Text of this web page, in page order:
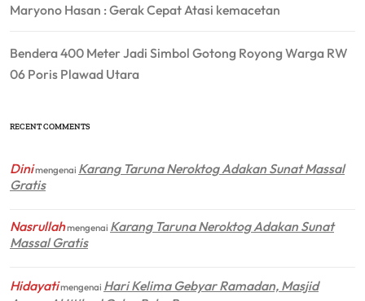
Maryono Hasan : Gerak Cepat Atasi kemacetan
Bendera 400 Meter Jadi Simbol Gotong Royong Warga RW
06 Poris Plawad Utara
RECENT COMMENTS
Dinimengenai Karang Taruna Neroktog Adakan Sunat Massal
Gratis
Nasrullahmengenai Karang Taruna Neroktog Adakan Sunat
Massal Gratis
Hidayatimengenai Hari Kelima Gebyar Ramadan, Masjid